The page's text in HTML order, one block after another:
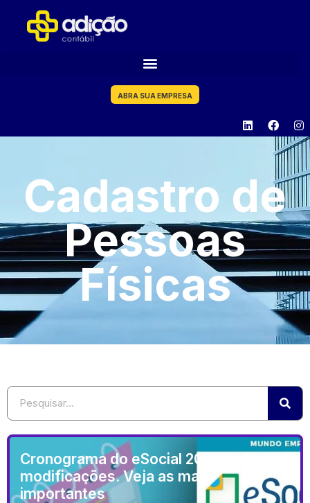
ABRA SUA EMPRESA
Cadastro de
Pessoas
Físicas
Cronograma do eSocial 2020 sofre
modificações. Veja as mais
importantes